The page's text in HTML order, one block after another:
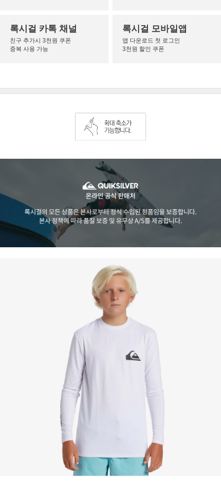
록시걸 카톡 채널
친구 추가시 3천원 쿠폰
중복 사용 가능
록시걸 모바일앱
앱 다운로드 첫 로그인
3천원 할인 쿠폰